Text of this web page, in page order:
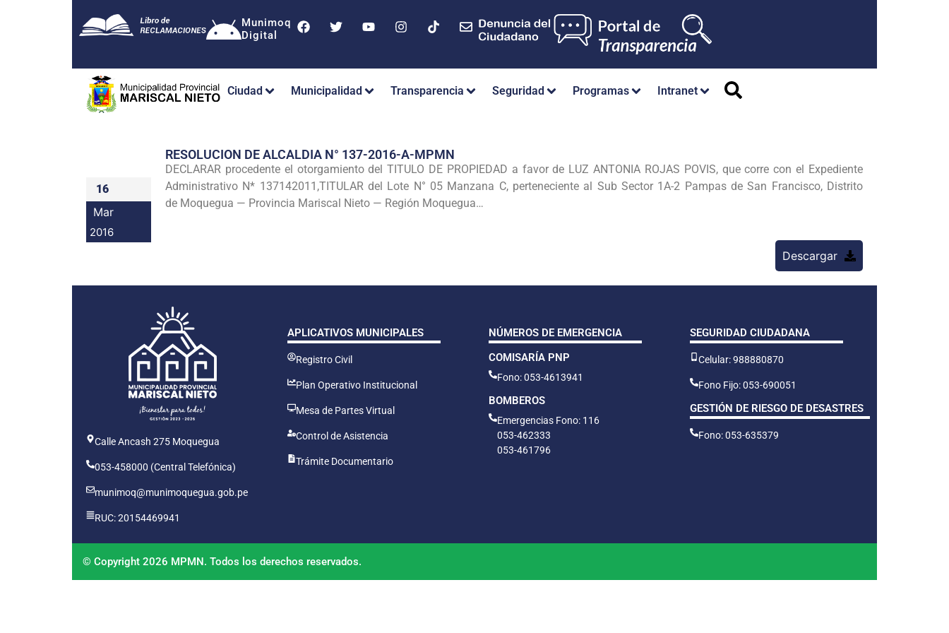
Munimoq
Digital
Ciudad Municipalidad Transparencia Seguridad Programas Intranet
16
Mar
2016
RESOLUCION DE ALCALDIA N° 137-2016-A-MPMN
DECLARAR procedente el otorgamiento del TITULO DE PROPIEDAD a favor de LUZ ANTONIA ROJAS POVIS, que corre con el Expediente
Administrativo N* 137142011,TITULAR del Lote N° 05 Manzana C, perteneciente al Sub Sector 1A-2 Pampas de San Francisco, Distrito
de Moquegua — Provincia Mariscal Nieto — Región Moquegua…
Descargar
Calle Ancash 275 Moquegua
053-458000 (Central Telefónica)
munimoq@munimoquegua.gob.pe
RUC: 20154469941
APLICATIVOS MUNICIPALES
Registro Civil
Plan Operativo Institucional
Mesa de Partes Virtual
Control de Asistencia
Trámite Documentario
NÚMEROS DE EMERGENCIA
COMISARÍA PNP
Fono: 053-4613941
BOMBEROS
Emergencias Fono: 116
053-462333
053-461796
SEGURIDAD CIUDADANA
Celular: 988880870
Fono Fijo: 053-690051
GESTIÓN DE RIESGO DE DESASTRES
Fono: 053-635379
© Copyright 2026 MPMN. Todos los derechos reservados.